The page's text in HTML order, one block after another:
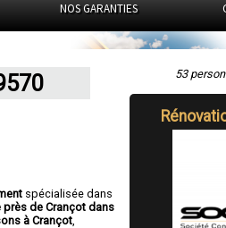
NOS GARANTIES
spécialisée dans
près de Crançot dans
à Crançot
53